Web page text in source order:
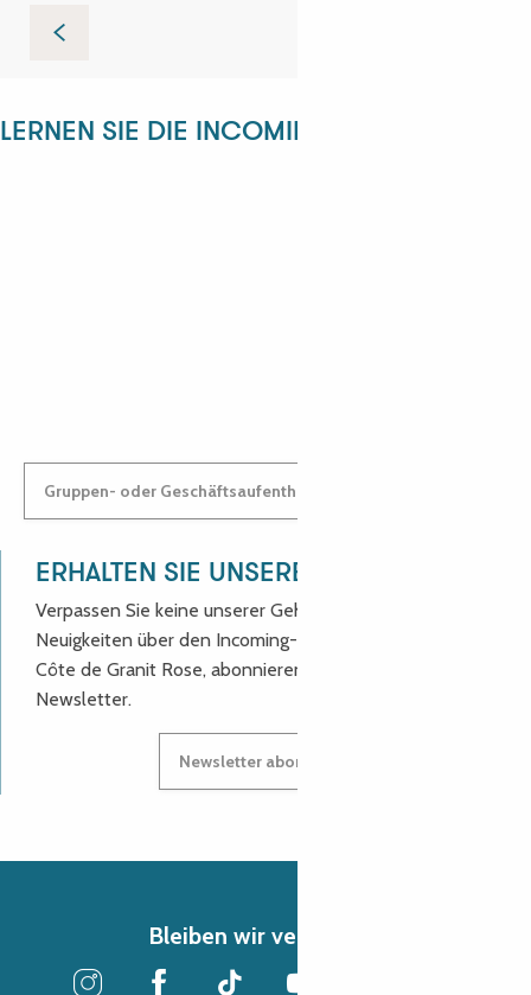
Tréguier auf den Spuren von Ernest Renan
LERNEN SIE DIE INCOMING-ABTEILUNG
Gruppen- oder Geschäftsaufenthalt: Kontaktieren Sie uns!
ERHALTEN SIE UNSERE NEUIGKEITEN!
Verpassen Sie keine unserer Geheimtipps und
Neuigkeiten über den Incoming-Service des Reiseziels
Côte de Granit Rose, abonnieren Sie unseren
Newsletter.
Newsletter abonnieren
Bleiben wir verbunden